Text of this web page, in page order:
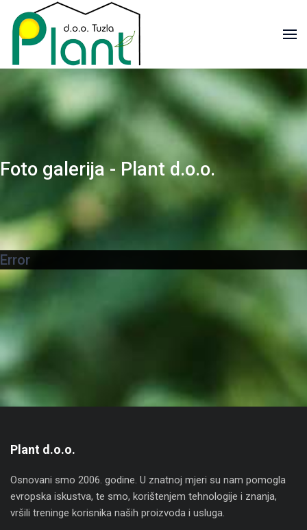
Foto galerija - Plant d.o.o.
Error
Plant d.o.o.
Osnovani smo 2006. godine. U znatnoj mjeri su nam pomogla
evropska iskustva, te smo, korištenjem tehnologije i znanja,
vršili treninge korisnika naših proizvoda i usluga.